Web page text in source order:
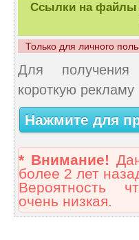
Ссылки на файлы
Только для личного
Для получения
короткую рекламу
Нажмите для
* Внимание!
более 2 лет
Вероятность
очень низкая.